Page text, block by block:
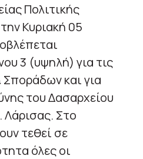
Πολιτικής
Κυριακή 05
3 (υψηλή) για τις
και για
του Δασαρχείου
Λάρισας. Στο
τεθεί σε
όλες οι